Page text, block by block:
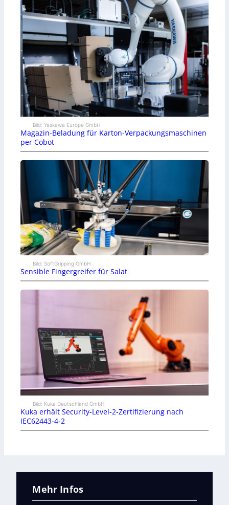
Bild: Yaskawa Europe GmbH
Magazin-Beladung für Karton-Verpackungsmaschinen
per Cobot
Bild: SoftGripping GmbH
Sensible Fingergreifer für Salat
Bild: Kuka Deutschland GmbH
Kuka erhält Security-Level-2-Zertifizierung nach
IEC62443-4-2
Mehr Infos